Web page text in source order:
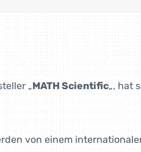
„MATH Scientific„, hat
von einem